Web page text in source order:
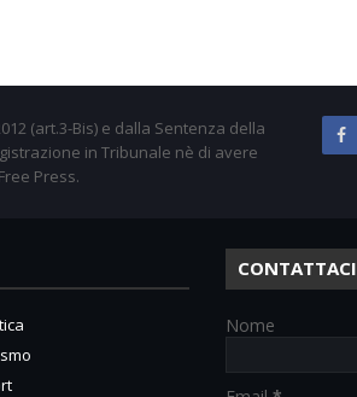
(art.3-Bis) e dalla Sentenza della
in Tribunale nè di avere
Press.
CONTATTACI
Nome